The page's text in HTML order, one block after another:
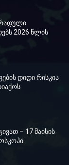
2026 წლის
დიდი რისკია
– 17 მაისის